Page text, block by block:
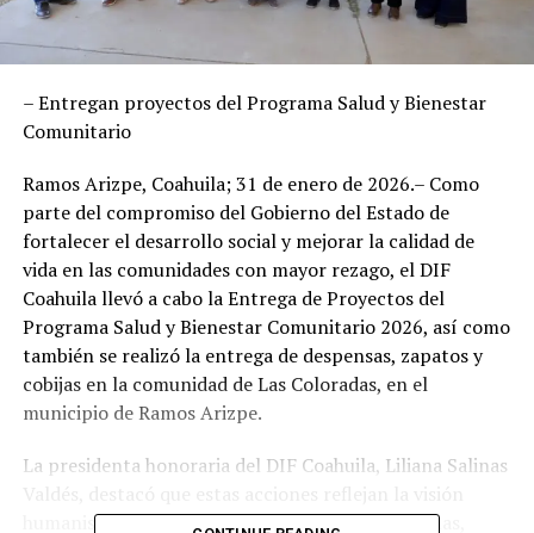
– Entregan proyectos del Programa Salud y Bienestar
Comunitario
Ramos Arizpe, Coahuila; 31 de enero de 2026.– Como
parte del compromiso del Gobierno del Estado de
fortalecer el desarrollo social y mejorar la calidad de
vida en las comunidades con mayor rezago, el DIF
Coahuila llevó a cabo la Entrega de Proyectos del
Programa Salud y Bienestar Comunitario 2026, así como
también se realizó la entrega de despensas, zapatos y
cobijas en la comunidad de Las Coloradas, en el
municipio de Ramos Arizpe.
La presidenta honoraria del DIF Coahuila, Liliana Salinas
humanista del gobernador Manolo Jiménez Salinas,